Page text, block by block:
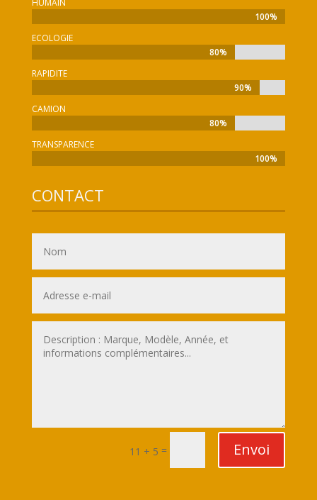
HUMAIN
100%
100%
ECOLOGIE
80%
80%
RAPIDITE
90%
90%
CAMION
80%
80%
TRANSPARENCE
100%
100%
CONTACT
11 + 5 = Envoi